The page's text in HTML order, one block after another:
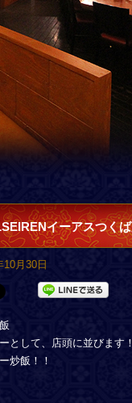
イーアスつく
10月30日
として、店頭に並びます
炒飯！！